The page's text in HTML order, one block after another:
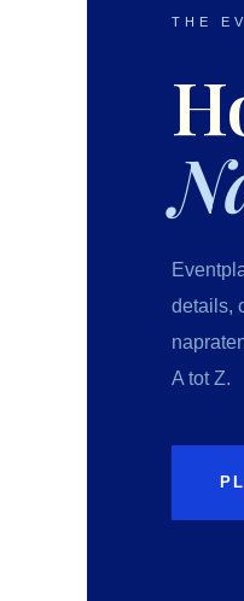
THE
details,
A tot Z.